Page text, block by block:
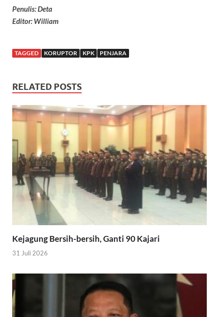
Penulis: Deta
Editor: William
TAGGED KORUPTOR KPK PENJARA
RELATED POSTS
Kejagung Bersih-bersih, Ganti 90 Kajari
31 Juli 2026